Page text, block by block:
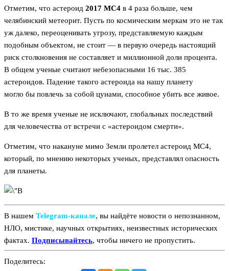
Отметим, что астероид 2017 МС4 в 4 раза больше, чем
челябинский метеорит. Пусть по космическим меркам это не так
уж далеко, переоценивать угрозу, представляемую каждым
подобным объектом, не стоит — в первую очередь настоящий
риск столкновения не составляет и миллионной доли процента.
В общем ученые считают небезопасными 16 тыс. 385
астероидов. Падение такого астероида на нашу планету
могло бы повлечь за собой цунами, способное убить все живое.
В то же время ученые не исключают, глобальных последствий
для человечества от встречи с «астероидом смерти».
Отметим, что накануне мимо Земли пролетел астероид МС4,
который, по мнению некоторых ученых, представлял опасность
для планеты.
В нашем Telegram‑канале, вы найдёте новости о непознанном,
НЛО, мистике, научных открытиях, неизвестных исторических
фактах. Подписывайтесь, чтобы ничего не пропустить.
Поделитесь: